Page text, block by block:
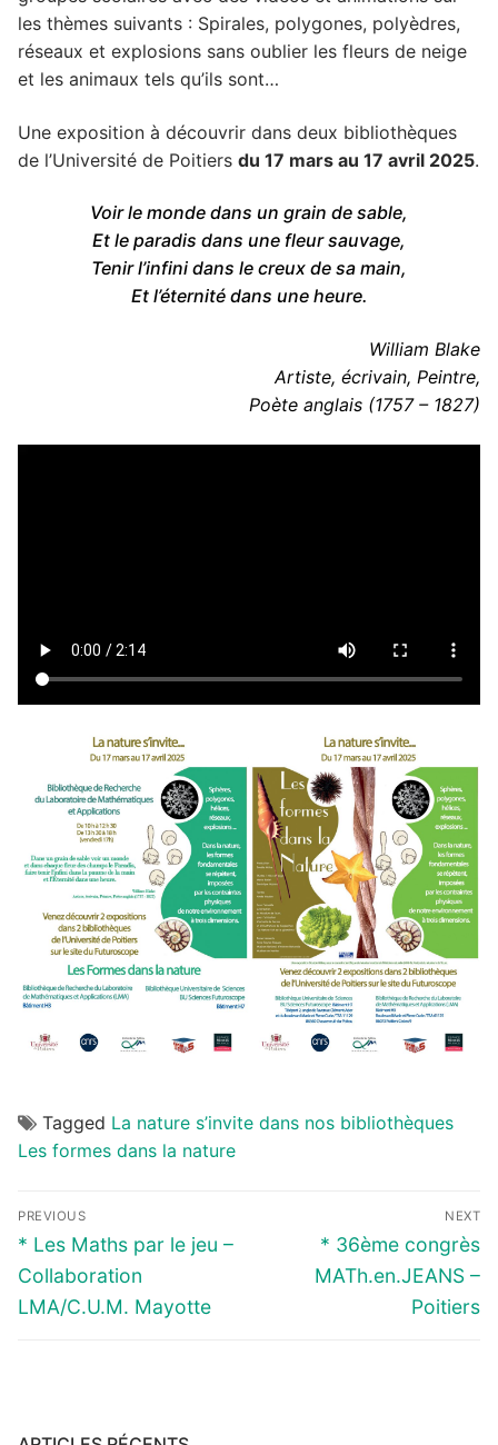
les thèmes suivants : Spirales, polygones, polyèdres,
réseaux et explosions sans oublier les fleurs de neige
et les animaux tels qu’ils sont…
Une exposition à découvrir dans deux bibliothèques
de l’Université de Poitiers du 17 mars au 17 avril 2025.
Voir le monde dans un grain de sable,
Et le paradis dans une fleur sauvage,
Tenir l’infini dans le creux de sa main,
Et l’éternité dans une heure.
William Blake
Artiste, écrivain, Peintre,
Poète anglais (1757 – 1827)
Tagged La nature s’invite dans nos bibliothèques
Les formes dans la nature
Navigation
de
l’article
PREVIOUS
Previous
post:
* Les Maths par le jeu –
Collaboration
LMA/C.U.M. Mayotte
NEXT
Next
post:
* 36ème congrès
MATh.en.JEANS –
Poitiers